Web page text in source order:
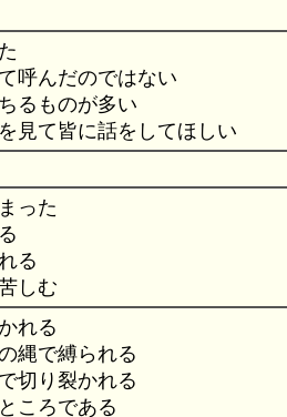
呼んだのではない
るものが多い
見て皆に話をしてほしい
った
る
しむ
れる
縄で縛られる
切り裂かれる
ころである